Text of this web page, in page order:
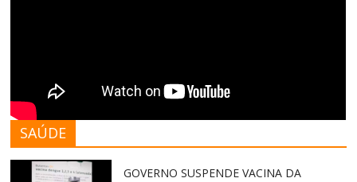
SAÚDE
GOVERNO SUSPENDE VACINA DA